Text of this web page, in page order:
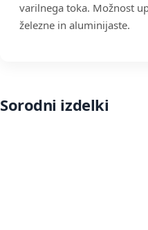
varilnega toka. Možnost
železne in aluminijaste.
Sorodni izdelki